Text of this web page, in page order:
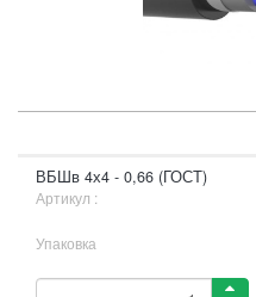
ВБШв 4х4 - 0,66 (ГОСТ)
Артикул :
Упаковка